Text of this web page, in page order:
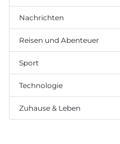
Nachrichten
Reisen und Abenteuer
Sport
Technologie
Zuhause & Leben